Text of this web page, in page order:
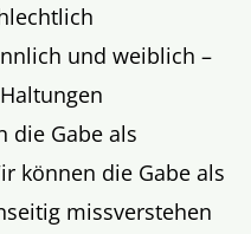
und weiblich –
die Gabe als
können die Gabe als
missverstehen